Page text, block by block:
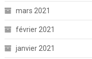
mars 2021
février 2021
janvier 2021